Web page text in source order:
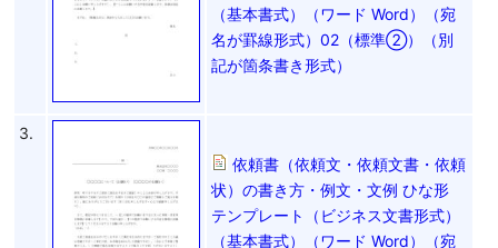
（基本書式）（ワード Word）（宛
名が罫線形式）02（標準②）（別
記が箇条書き形式）
3.
依頼書（依頼文・依頼文書・依頼
状）の書き方・例文・文例 ひな形
テンプレート（ビジネス文書形式）
（基本書式）（ワード Word）（宛